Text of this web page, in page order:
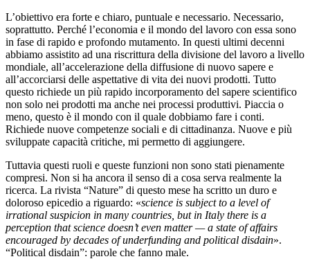
L’obiettivo era forte e chiaro, puntuale e necessario. Necessario,
soprattutto. Perché l’economia e il mondo del lavoro con essa sono
in fase di rapido e profondo mutamento. In questi ultimi decenni
abbiamo assistito ad una riscrittura della divisione del lavoro a livello
mondiale, all’accelerazione della diffusione di nuovo sapere e
all’accorciarsi delle aspettative di vita dei nuovi prodotti. Tutto
questo richiede un più rapido incorporamento del sapere scientifico
non solo nei prodotti ma anche nei processi produttivi. Piaccia o
meno, questo è il mondo con il quale dobbiamo fare i conti.
Richiede nuove competenze sociali e di cittadinanza. Nuove e più
sviluppate capacità critiche, mi permetto di aggiungere.
Tuttavia questi ruoli e queste funzioni non sono stati pienamente
compresi. Non si ha ancora il senso di a cosa serva realmente la
ricerca. La rivista “Nature” di questo mese ha scritto un duro e
doloroso epicedio a riguardo: «science is subject to a level of
irrational suspicion in many countries, but in Italy there is a
perception that science doesn’t even matter — a state of affairs
encouraged by decades of underfunding and political disdain».
“Political disdain”: parole che fanno male.